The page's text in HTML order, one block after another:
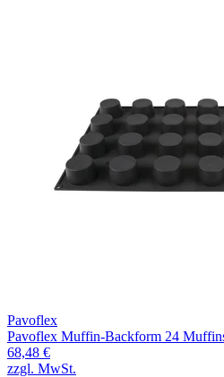
Pavoflex
Pavoflex Muffin-Backform 24
68,48 €
zzgl. MwSt.